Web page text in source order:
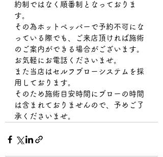
約制ではなく順番制となっておりま
す。
その為ホットペッパーで予約不可にな
っている際でも、ご来店頂ければ施術
のご案内ができる場合がございます。
お気軽にお電話くださいませ。
また当店はセルフブローシステムを採
用しております。
そのため施術目安時間にブローの時間
は含まれておりませんので、予めご了
承くださいませ。